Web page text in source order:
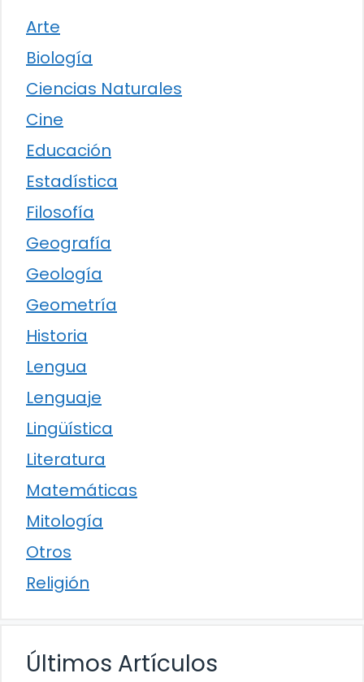
Arte
Biología
Ciencias Naturales
Cine
Educación
Estadística
Filosofía
Geografía
Geología
Geometría
Historia
Lengua
Lenguaje
Lingüística
Literatura
Matemáticas
Mitología
Otros
Religión
Últimos Artículos